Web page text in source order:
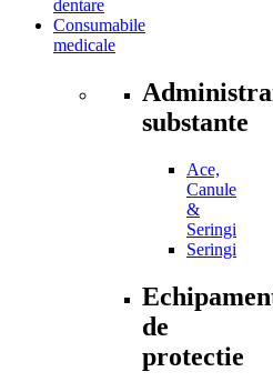
dentare
Consumabile
medicale
substante
Ace,
Canule
&
Seringi
Seringi
de
protectie